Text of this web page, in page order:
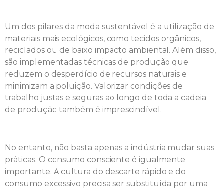
Um dos pilares da moda sustentável é a utilização de
materiais mais ecológicos, como tecidos orgânicos,
reciclados ou de baixo impacto ambiental. Além disso,
são implementadas técnicas de produção que
reduzem o desperdício de recursos naturais e
minimizam a poluição. Valorizar condições de
trabalho justas e seguras ao longo de toda a cadeia
de produção também é imprescindível.
No entanto, não basta apenas a indústria mudar suas
práticas. O consumo consciente é igualmente
importante. A cultura do descarte rápido e do
consumo excessivo precisa ser substituída por uma